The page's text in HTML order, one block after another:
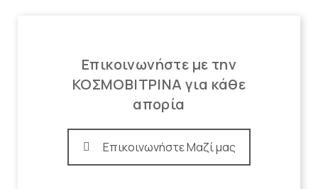
Επικοινωνήστε με την
ΚΟΣΜΟΒΙΤΡΙΝΑ για κάθε
απορία
Επικοινωνήστε Μαζί μας